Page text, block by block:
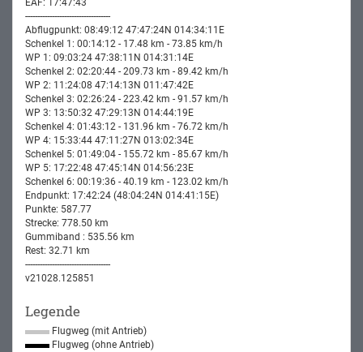
EAF: 17:47:43
-----------------------------------
Abflugpunkt: 08:49:12 47:47:24N 014:34:11E
Schenkel 1: 00:14:12 - 17.48 km - 73.85 km/h
WP 1: 09:03:24 47:38:11N 014:31:14E
Schenkel 2: 02:20:44 - 209.73 km - 89.42 km/h
WP 2: 11:24:08 47:14:13N 011:47:42E
Schenkel 3: 02:26:24 - 223.42 km - 91.57 km/h
WP 3: 13:50:32 47:29:13N 014:44:19E
Schenkel 4: 01:43:12 - 131.96 km - 76.72 km/h
WP 4: 15:33:44 47:11:27N 013:02:34E
Schenkel 5: 01:49:04 - 155.72 km - 85.67 km/h
WP 5: 17:22:48 47:45:14N 014:56:23E
Schenkel 6: 00:19:36 - 40.19 km - 123.02 km/h
Endpunkt: 17:42:24 (48:04:24N 014:41:15E)
Punkte: 587.77
Strecke: 778.50 km
Gummiband : 535.56 km
Rest: 32.71 km
-----------------------------------
v21028.125851
Legende
Flugweg (mit Antrieb)
Flugweg (ohne Antrieb)